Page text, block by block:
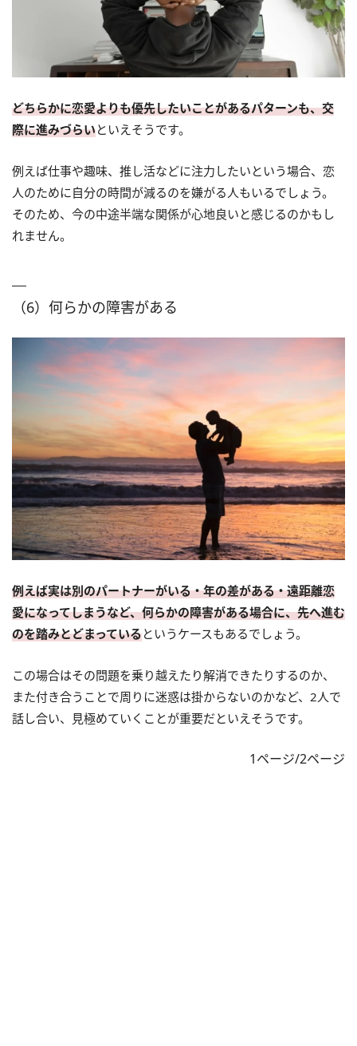
どちらかに恋愛よりも優先したいことがあるパターンも、交
際に進みづらいといえそうです。
例えば仕事や趣味、推し活などに注力したいという場合、恋
人のために自分の時間が減るのを嫌がる人もいるでしょう。
そのため、今の中途半端な関係が心地良いと感じるのかもし
れません。
（6）何らかの障害がある
例えば実は別のパートナーがいる・年の差がある・遠距離恋
愛になってしまうなど、何らかの障害がある場合に、先へ進む
のを踏みとどまっているというケースもあるでしょう。
この場合はその問題を乗り越えたり解消できたりするのか、
また付き合うことで周りに迷惑は掛からないのかなど、2人で
話し合い、見極めていくことが重要だといえそうです。
1ページ/2ページ